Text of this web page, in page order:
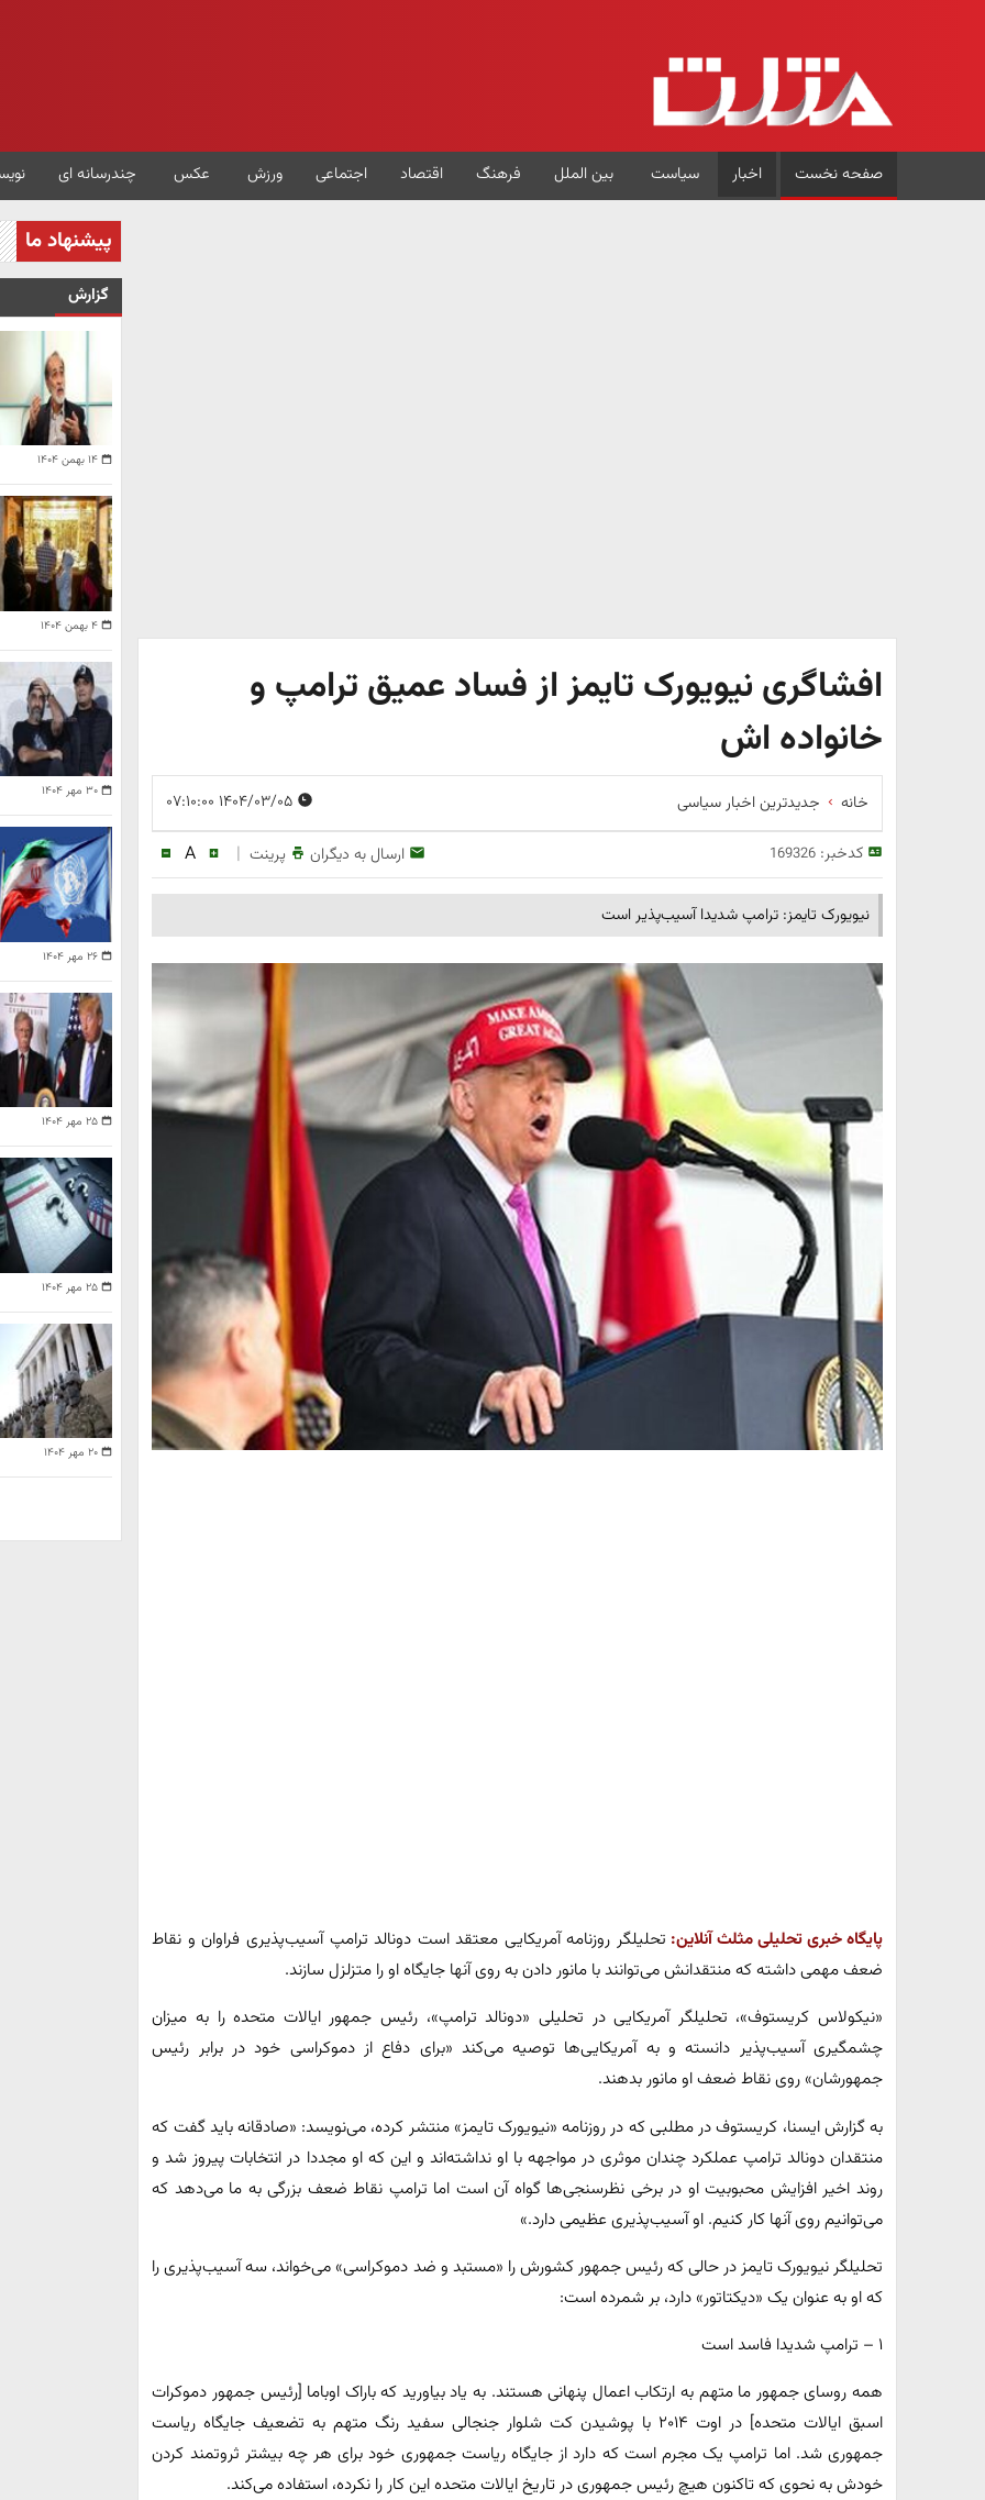
صفحه نخست اخبار سیاست بین الملل فرهنگ اقتصاد اجتماعی ورزش عکس چندرسانه ای
افشاگری نیویورک تایمز از فساد عمیق ترامپ و
خانواده اش
خانه جدیدترین اخبار سیاسی
کدخبر:169326 ارسال به دیگران پرینت |
A
نیویورک تایمز: ترامپ شدیدا آسیب‌پذیر است
پایگاه خبری تحلیلی مثلث آنلاین: تحلیلگر روزنامه آمریکایی معتقد است دونالد ترامپ آسیب‌پذیری فراوان و نقاط
ضعف مهمی داشته که منتقدانش می‌توانند با مانور دادن به روی آنها جایگاه او را متزلزل سازند.
«نیکولاس کریستوف»، تحلیلگر آمریکایی در تحلیلی «دونالد ترامپ»، رئیس جمهور ایالات متحده را به میزان
چشمگیری آسیب‌پذیر دانسته و به آمریکایی‌ها توصیه می‌کند «برای دفاع از دموکراسی خود در برابر رئیس
جمهورشان» روی نقاط ضعف او مانور بدهند.
به گزارش ایسنا، کریستوف در مطلبی که در روزنامه «نیویورک تایمز» منتشر کرده، می‌نویسد: «صادقانه باید گفت که
منتقدان دونالد ترامپ عملکرد چندان موثری در مواجهه با او نداشته‌اند و این که او مجددا در انتخابات پیروز شد و
روند اخیر افزایش محبوبیت او در برخی نظرسنجی‌ها گواه آن است اما ترامپ نقاط ضعف بزرگی به ما می‌دهد که
می‌توانیم روی آنها کار کنیم. او آسیب‌پذیری عظیمی دارد.»
تحلیلگر نیویورک تایمز در حالی که رئیس جمهور کشورش را «مستبد و ضد دموکراسی» می‌خواند، سه آسیب‌پذیری را
که او به عنوان یک «دیکتاتور» دارد، بر شمرده است:
۱ – ترامپ شدیدا فاسد است
همه روسای جمهور ما متهم به ارتکاب اعمال پنهانی هستند. به یاد بیاورید که باراک اوباما [رئیس جمهور دموکرات
اسبق ایالات متحده] در اوت ۲۰۱۴ با پوشیدن کت شلوار جنجالی سفید رنگ متهم به تضعیف جایگاه ریاست
جمهوری شد. اما ترامپ یک مجرم است که دارد از جایگاه ریاست جمهوری خود برای هر چه بیشتر ثروتمند کردن
خودش به نحوی که تاکنون هیچ رئیس جمهوری در تاریخ ایالات متحده این کار را نکرده، استفاده می‌کند.
پیشنهاد ما
گزارش
۱۴ بهمن ۱۴۰۴
۴ بهمن ۱۴۰۴
۳۰ مهر ۱۴۰۴
۲۶ مهر ۱۴۰۴
۲۵ مهر ۱۴۰۴
۲۵ مهر ۱۴۰۴
۲۰ مهر ۱۴۰۴